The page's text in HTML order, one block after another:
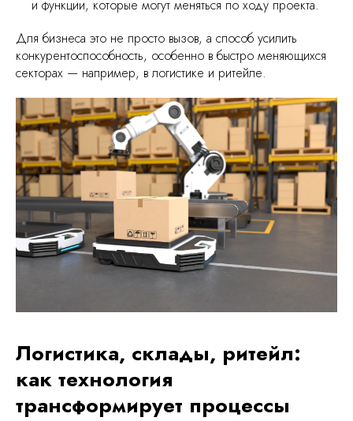
и функции, которые могут меняться по ходу проекта.
Для бизнеса это не просто вызов, а способ усилить
конкурентоспособность, особенно в быстро меняющихся
секторах — например, в логистике и ритейле.
Логистика, склады, ритейл:
как технология
трансформирует процессы